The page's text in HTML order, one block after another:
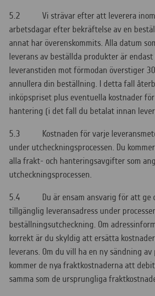
5.2 Vi strävar efter att leverera inom
arbetsdagar efter bekräftelse av en
annat har överenskommits. Alla datum
leverans av beställda produkter är
leveranstiden mot förmodan överstiger
annullera din beställning. I detta fall
inköpspriset plus eventuella kostnader
hantering (i det fall du betalat innan
5.3 Kostnaden för varje
under utcheckningsprocessen. Du
alla frakt- och hanteringsavgifter som
utcheckningsprocessen.
5.4 Du är ensam ansvarig för att ge
tillgänglig leveransadress under
beställningsutcheckning. Om
korrekt är du skyldig att ersätta
leverans. Om du vill ha en ny sändning
kommer de nya fraktkostnaderna att
samma som de ursprungliga